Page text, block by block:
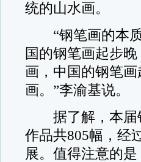
统的山水画。
“钢笔画的本质
国的钢笔画起步
画，中国的钢笔
画。”李渝基说。
据了解，本届
作品共805幅，经
展。值得注意的